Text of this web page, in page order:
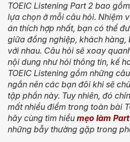
TOEIC Listening Part 2 bao
lựa chọn ở mỗi câu hỏi. Nhiệm
án thích hợp nhất, bạn có thể
giữa đồng nghiệp, khách hàng,
với nhau. Câu hỏi sẽ xoay
nội dung như hỏi thông tin, kế
TOEIC Listening gồm những
ngắn nên các bạn đôi khi sẽ
tập phần này. Tuy nhiên, đó
mất nhiều điểm trong toàn bài
hãy cùng tìm hiểu mẹo làm
những bẫy thường gặp trong